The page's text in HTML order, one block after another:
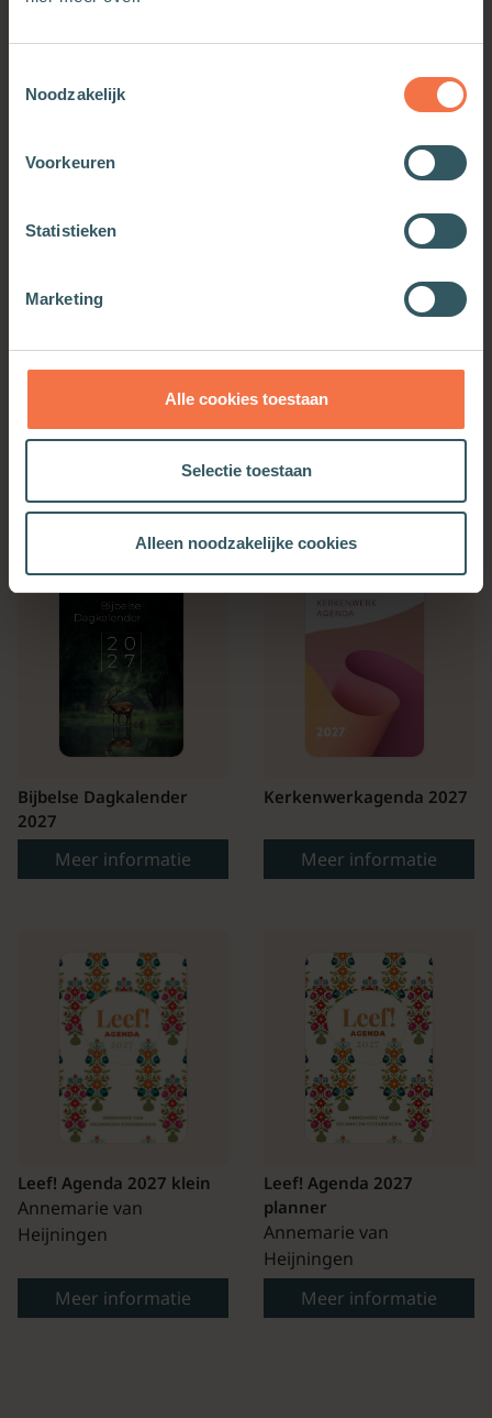
Noodzakelijk
Voorkeuren
Statistieken
Marketing
Alle cookies toestaan
Selectie toestaan
Alleen noodzakelijke cookies
Het moederhart van God
Meer informatie
OOK INTERESSANT
Bijbelse Dagkalender
2027
Meer informatie
Kerkenwerkagenda 2027
Meer informatie
Leef! Agenda 2027 klein
Annemarie van
Heijningen
Meer informatie
Leef! Agenda 2027
planner
Annemarie van
Heijningen
Meer informatie